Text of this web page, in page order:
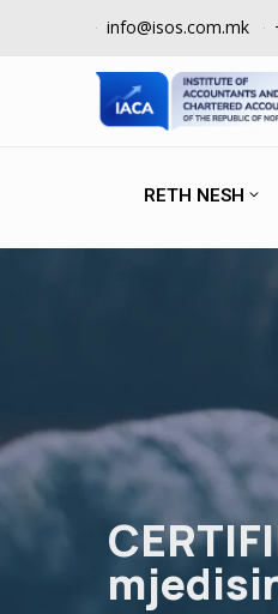
info@isos.com.mk
RETH NESH